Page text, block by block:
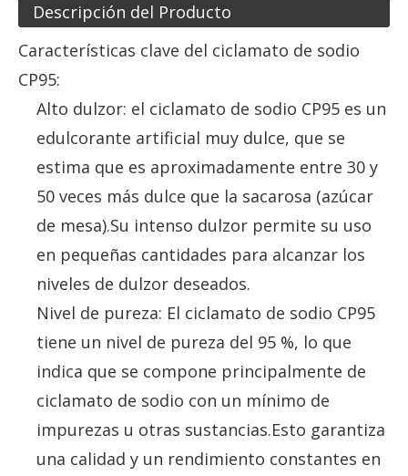
Descripción del Producto
Características clave del ciclamato de sodio
CP95:
Alto dulzor: el ciclamato de sodio CP95 es un
edulcorante artificial muy dulce, que se
estima que es aproximadamente entre 30 y
50 veces más dulce que la sacarosa (azúcar
de mesa).Su intenso dulzor permite su uso
en pequeñas cantidades para alcanzar los
niveles de dulzor deseados.
Nivel de pureza: El ciclamato de sodio CP95
tiene un nivel de pureza del 95 %, lo que
indica que se compone principalmente de
ciclamato de sodio con un mínimo de
impurezas u otras sustancias.Esto garantiza
una calidad y un rendimiento constantes en